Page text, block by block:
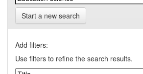
Start a new search
Add filters:
Use filters to refine the search results.